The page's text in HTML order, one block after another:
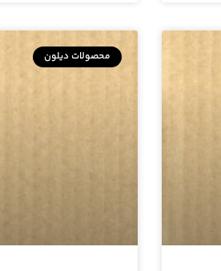
محصولات دیلون